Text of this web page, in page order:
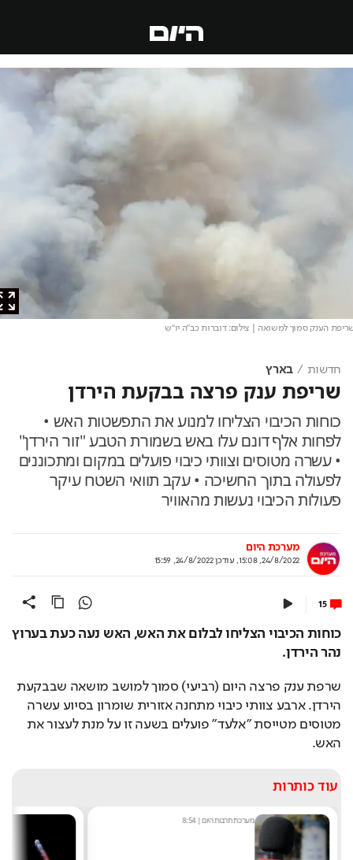
הענק סמוך למשואה| צילום: דוברות כב"ה יו"ש
חדשות בארץ
שריפת ענק פרצה בבקעת הירדן
כוחות הכיבוי הצליחו למנוע את התפשטות האש •
לפחות אלף דונם עלו באש בשמורת הטבע "זור הירדן"
• עשרה מטוסים וצוותי כיבוי פועלים במקום ומתכוננים
לפעולה בתוך החשיכה • עקב תוואי השטח עיקר
פעולות הכיבוי נעשות מהאוויר
מערכת היום
24/8/2022, 15:08
,עודכן24/8/2022, 15:59
15
כוחות הכיבוי הצליחו לבלום את האש, האש נעה כעת בערוץ
נהר הירדן.
שרפת ענק פרצה היום (רביעי) סמוך למושב מושאה שבבקעת
הירדן. ארבע צוותי כיבוי מתחנה אזורית שומרון בסיוע עשרה
מטוסים מטייסת "אלעד" פועלים בשעה זו על מנת לעצור את
האש.
עוד כותרות
מערכת תרבות היום|
8:54